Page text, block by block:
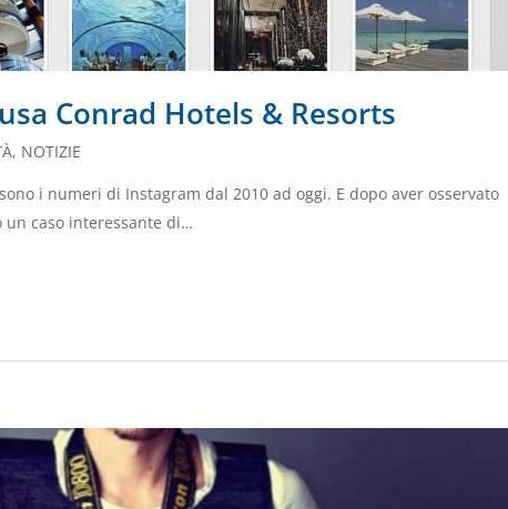
Conrad Hotels & Resorts
, NOTIZIE
i numeri di Instagram dal 2010 ad oggi. E dopo aver osservato
caso interessante di…